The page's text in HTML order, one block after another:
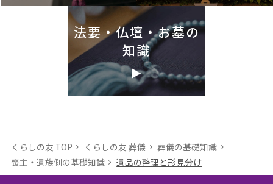
法要・仏壇・お墓の
知識
くらしの友 TOP くらしの友 葬儀
葬儀の基礎知識
喪主・遺族側の基礎知識
遺品の整理と形見分け